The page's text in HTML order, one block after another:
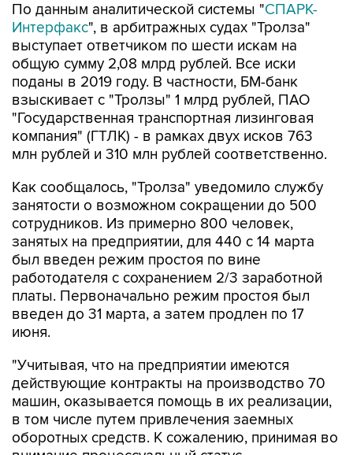
По данным аналитической системы "СПАРК-
Интерфакс", в арбитражных судах "Тролза"
выступает ответчиком по шести искам на
общую сумму 2,08 млрд рублей. Все иски
поданы в 2019 году. В частности, БМ-банк
взыскивает с "Тролзы" 1 млрд рублей, ПАО
"Государственная транспортная лизинговая
компания" (ГТЛК) - в рамках двух исков 763
млн рублей и 310 млн рублей соответственно.
Как сообщалось, "Тролза" уведомило службу
занятости о возможном сокращении до 500
сотрудников. Из примерно 800 человек,
занятых на предприятии, для 440 с 14 марта
был введен режим простоя по вине
работодателя с сохранением 2/3 заработной
платы. Первоначально режим простоя был
введен до 31 марта, а затем продлен по 17
июня.
"Учитывая, что на предприятии имеются
действующие контракты на производство 70
машин, оказывается помощь в их реализации,
в том числе путем привлечения заемных
оборотных средств. К сожалению, принимая во